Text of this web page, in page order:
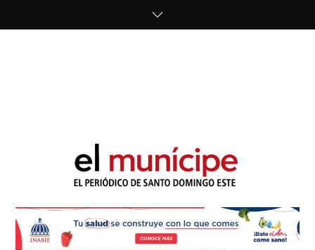
El Munícipe